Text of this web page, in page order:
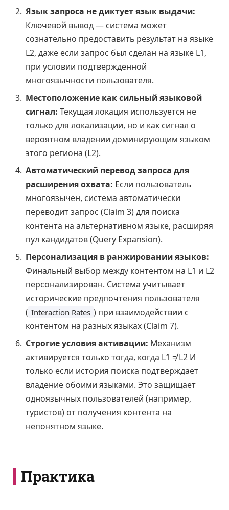
Язык запроса не диктует язык выдачи:
Ключевой вывод — система может
сознательно предоставить результат на языке
L2, даже если запрос был сделан на языке L1,
при условии подтвержденной
многоязычности пользователя.
Местоположение как сильный языковой
сигнал: Текущая локация используется не
только для локализации, но и как сигнал о
вероятном владении доминирующим языком
этого региона (L2).
Автоматический перевод запроса для
расширения охвата: Если пользователь
многоязычен, система автоматически
переводит запрос (Claim 3) для поиска
контента на альтернативном языке, расширяя
пул кандидатов (Query Expansion).
Персонализация в ранжировании языков:
Финальный выбор между контентом на L1 и L2
персонализирован. Система учитывает
исторические предпочтения пользователя
( Interaction Rates ) при взаимодействии с
контентом на разных языках (Claim 7).
Строгие условия активации: Механизм
активируется только тогда, когда L1 ≠ L2 И
только если история поиска подтверждает
владение обоими языками. Это защищает
одноязычных пользователей (например,
туристов) от получения контента на
непонятном языке.
Практика